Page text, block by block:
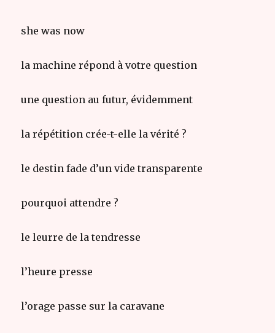
she was now
la machine répond à votre question
une question au futur, évidemment
la répétition crée-t-elle la vérité ?
le destin fade d’un vide transparente
pourquoi attendre ?
le leurre de la tendresse
l’heure presse
l’orage passe sur la caravane